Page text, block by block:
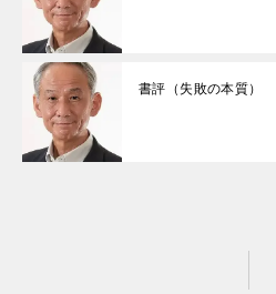
書評（失敗の本質）